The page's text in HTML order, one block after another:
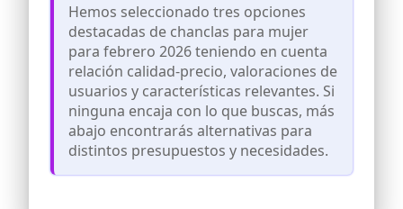
Hemos seleccionado tres opciones
destacadas de chanclas para mujer
para febrero 2026 teniendo en cuenta
relación calidad-precio, valoraciones de
usuarios y características relevantes. Si
ninguna encaja con lo que buscas, más
abajo encontrarás alternativas para
distintos presupuestos y necesidades.